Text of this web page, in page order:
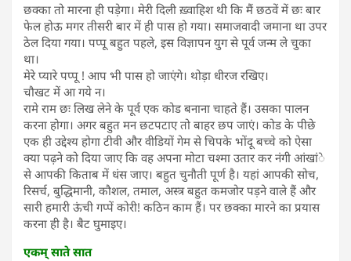
छक्का तो मारना ही पड़ेगा। मेरी दिली ख़्वाहिश थी कि मैं छठवें में छः बार
फेल होऊ मगर तीसरी बार में ही पास हो गया। समाजवादी जमाना था उपर
ठेल दिया गया। पप्पू बहुत पहले, इस विज्ञापन युग से पूर्व जन्म ले चुका
था।
मेरे प्यारे पप्पू ! आप भी पास हो जाएंगे। थोड़ा धीरज रखिए।
चौखट में आ गये न।
रामे राम छः लिख लेने के पूर्व एक कोड बनाना चाहते हैं। उसका पालन
करना होगा। अगर बहुत मन छटपटाए तो बाहर छप जाएं। कोड के पीछे
एक ही उद्देश्य होगा टीवी और वीडियों गेम से चिपके भोंदू बच्चे को ऐसा
क्या पढ़ने को दिया जाए कि वह अपना मोटा चश्मा उतार कर नंगी आंखांे
से आपकी किताब में धंस जाए। बहुत चुनौती पूर्ण है। यहां आपकी सोच,
रिसर्च, बुद्धिमानी, कौशल, तमाल, अस्त्र बहुत कमजोर पड़ने वाले हैं और
सारी हमारी ऊंची गप्पें कोरी! कठिन काम हैं। पर छक्का मारने का प्रयास
करना ही है। बैट घुमाइए।
एकम् साते सात